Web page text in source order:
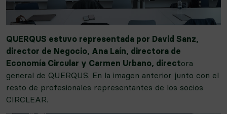
QUERQUS estuvo representada por David Sanz,
director de Negocio, Ana Laín, directora de
Economía Circular y Carmen Urbano, directora
general de QUERQUS. En la imagen anterior junto con el
resto de profesionales representantes de los socios
CIRCLEAR.